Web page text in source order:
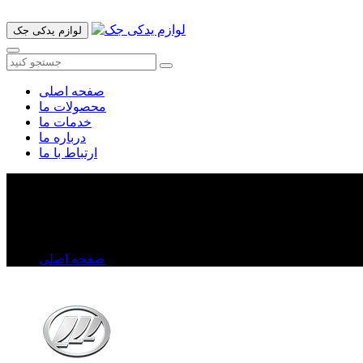
لوازم یدکی جک
صفحه اصلی
محصولات ما
خدمات ما
درباره ما
ارتباط با ما
صفحه اصلی